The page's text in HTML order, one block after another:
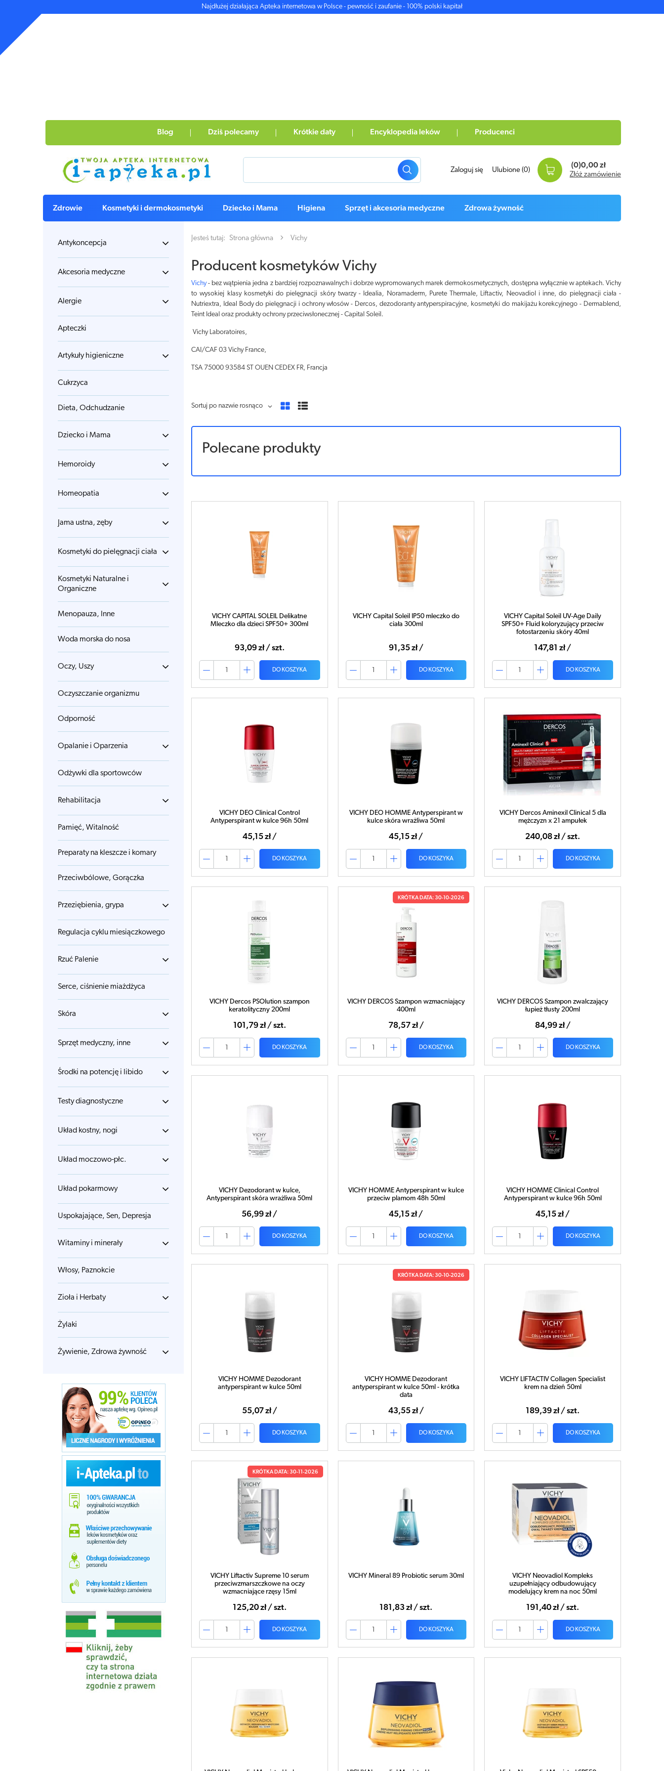
Najdłużej działająca Apteka internetowa w Polsce - pewność i zaufanie - 100% polski kapitał
Blog Dziś polecamy Krótkie daty Encyklopedia leków Producenci
Zaloguj się Ulubione (0)
(0)0,00 zł
Złóż zamówienie
Zdrowie Kosmetyki i dermokosmetyki Dziecko i Mama Higiena Sprzęt i akcesoria medyczne Zdrowa żywność
Antykoncepcja
Akcesoria medyczne
Alergie
Apteczki
Artykuły higieniczne
Cukrzyca
Dieta, Odchudzanie
Dziecko i Mama
Hemoroidy
Homeopatia
Jama ustna, zęby
Kosmetyki do pielęgnacji ciała
Kosmetyki Naturalne i
Organiczne
Menopauza, Inne
Woda morska do nosa
Oczy, Uszy
Oczyszczanie organizmu
Odporność
Opalanie i Oparzenia
Odżywki dla sportowców
Rehabilitacja
Pamięć, Witalność
Preparaty na kleszcze i komary
Przeciwbólowe, Gorączka
Przeziębienia, grypa
Regulacja cyklu miesiączkowego
Rzuć Palenie
Serce, ciśnienie miażdżyca
Skóra
Sprzęt medyczny, inne
Środki na potencję i libido
Testy diagnostyczne
Układ kostny, nogi
Układ moczowo-płc.
Układ pokarmowy
Uspokajające, Sen, Depresja
Witaminy i minerały
Włosy, Paznokcie
Zioła i Herbaty
Żylaki
Żywienie, Zdrowa żywność
Jesteś tutaj: Strona główna Vichy
Producent kosmetyków Vichy
Vichy- bez wątpienia jedna z bardziej rozpoznawalnych i dobrze wypromowanych marek dermokosmetycznych, dostępna wyłącznie w aptekach. Vichy
to wysokiej klasy kosmetyki do pielęgnacji skóry twarzy - Idealia, Noramaderm, Purete Thermale, Liftactiv, Neovadiol i inne, do pielęgnacji ciała -
Nutriextra, Ideal Body do pielęgnacji i ochrony włosów - Dercos, dezodoranty antyperspiracyjne, kosmetyki do makijażu korekcyjnego - Dermablend,
Teint Ideal oraz produkty ochrony przeciwsłonecznej - Capital Soleil.
Vichy Laboratoires,
CAI/CAF 03 Vichy France,
TSA 75000 93584 ST OUEN CEDEX FR, Francja
Sortuj po nazwie rosnąco
Polecane produkty
VICHY CAPITAL SOLEIL Delikatne
Mleczko dla dzieci SPF50+ 300ml
93,09 zł / szt.
DO KOSZYKA
VICHY Capital Soleil IP50 mleczko do
ciała 300ml
91,35 zł /
DO KOSZYKA
VICHY Capital Soleil UV-Age Daily
SPF50+ Fluid koloryzujący przeciw
fotostarzeniu skóry 40ml
147,81 zł /
DO KOSZYKA
VICHY DEO Clinical Control
Antyperspirant w kulce 96h 50ml
45,15 zł /
DO KOSZYKA
VICHY DEO HOMME Antyperspirant w
kulce skóra wrażliwa 50ml
45,15 zł /
DO KOSZYKA
VICHY Dercos Aminexil Clinical 5 dla
mężczyzn x 21 ampułek
240,08 zł / szt.
DO KOSZYKA
VICHY Dercos PSOlution szampon
keratolityczny 200ml
101,79 zł / szt.
DO KOSZYKA
KRÓTKA DATA: 30-10-2026
VICHY DERCOS Szampon wzmacniający
400ml
78,57 zł /
DO KOSZYKA
VICHY DERCOS Szampon zwalczający
łupież tłusty 200ml
84,99 zł /
DO KOSZYKA
VICHY Dezodorant w kulce,
Antyperspirant skóra wrażliwa 50ml
56,99 zł /
DO KOSZYKA
VICHY HOMME Antyperspirant w kulce
przeciw plamom 48h 50ml
45,15 zł /
DO KOSZYKA
VICHY HOMME Clinical Control
Antyperspirant w kulce 96h 50ml
45,15 zł /
DO KOSZYKA
VICHY HOMME Dezodorant
antyperspirant w kulce 50ml
55,07 zł /
DO KOSZYKA
KRÓTKA DATA: 30-10-2026
VICHY HOMME Dezodorant
antyperspirant w kulce 50ml - krótka
data
43,55 zł /
DO KOSZYKA
VICHY LIFTACTIV Collagen Specialist
krem na dzień 50ml
189,39 zł / szt.
DO KOSZYKA
KRÓTKA DATA: 30-11-2026
VICHY Liftactiv Supreme 10 serum
przeciwzmarszczkowe na oczy
wzmacniające rzęsy 15ml
125,20 zł / szt.
DO KOSZYKA
VICHY Mineral 89 Probiotic serum 30ml
181,83 zł / szt.
DO KOSZYKA
VICHY Neovadiol Kompleks
uzupełniający odbudowujący
modelujący krem na noc 50ml
191,40 zł / szt.
DO KOSZYKA